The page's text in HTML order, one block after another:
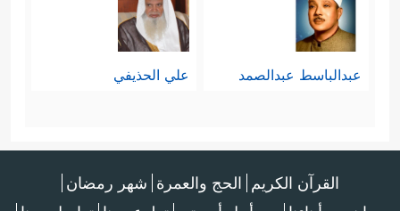
عبدالباسط عبدالصمد علي الحذيفي
القرآن الكريم الحج والعمرة شهر رمضان